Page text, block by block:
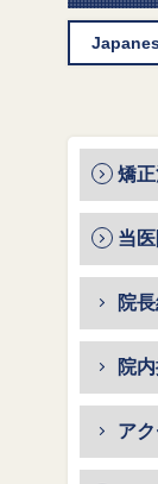
矯
当
院
院
ア